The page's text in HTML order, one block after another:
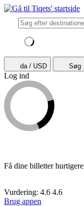
da / USD Søg
Log ind
Få dine billetter hurtigere
Vurdering: 4.6 4.6
Brug appen